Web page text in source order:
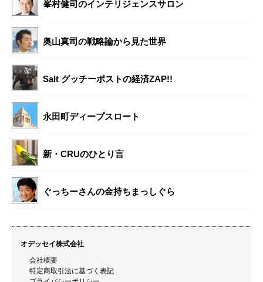
峯村健司のインテリジェンスサロン
奥山真司の戦略論から見た世界
Salt グッチーポストの経済ZAP!!
永田町ディープスロート
新・CRUのひとり言
ぐっちーさんの金持ちまっしぐら
オデッセイ株式会社
会社概要
特定商取引法に基づく表記